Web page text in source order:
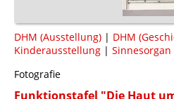
DHM (Ausstellung) | DHM
Kinderausstellung | Sinnesorgan
Fotografie
Funktionstafel "Die Haut